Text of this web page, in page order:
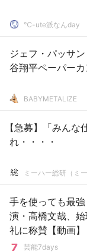
℃-ute派なんday
ジェフ・パッサ
谷翔平ペーパー
BABYMETALIZE
【急募】「みん
れ・・・・
ミーハー総研（ミ
手を使っても最
演・高橋文哉、
礼に称賛【動画】
芸能7days